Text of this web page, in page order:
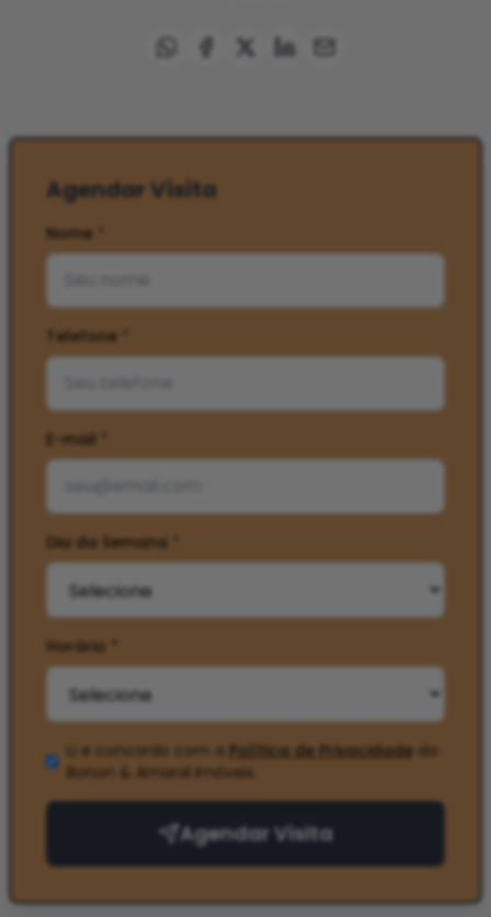
Agendar Visita
Nome *
Telefone *
E-mail *
Dia da Semana *
Horário *
Li e concordo com a Política de Privacidadeda
Bonon & Amaral Imóveis
Agendar Visita